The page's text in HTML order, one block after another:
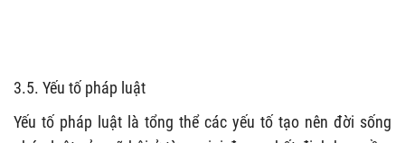
3.5. Yếu tố pháp luật
Yếu tố pháp luật là tổng thể các yếu tố tạo nên đời sống